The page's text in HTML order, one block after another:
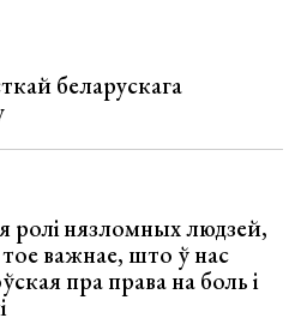
беларускага
ролі нязломных людзей,
важнае, што ў нас
пра права на боль і